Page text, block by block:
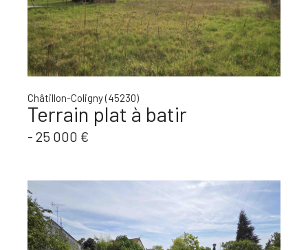
Châtillon-Coligny (45230)
Terrain plat à batir
- 25 000 €